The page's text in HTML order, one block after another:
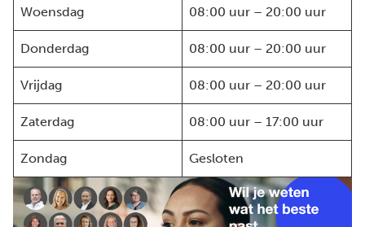
Woensdag 08:00 uur – 20:00 uur
Donderdag 08:00 uur – 20:00 uur
Vrijdag 08:00 uur – 20:00 uur
Zaterdag 08:00 uur – 17:00 uur
Zondag Gesloten